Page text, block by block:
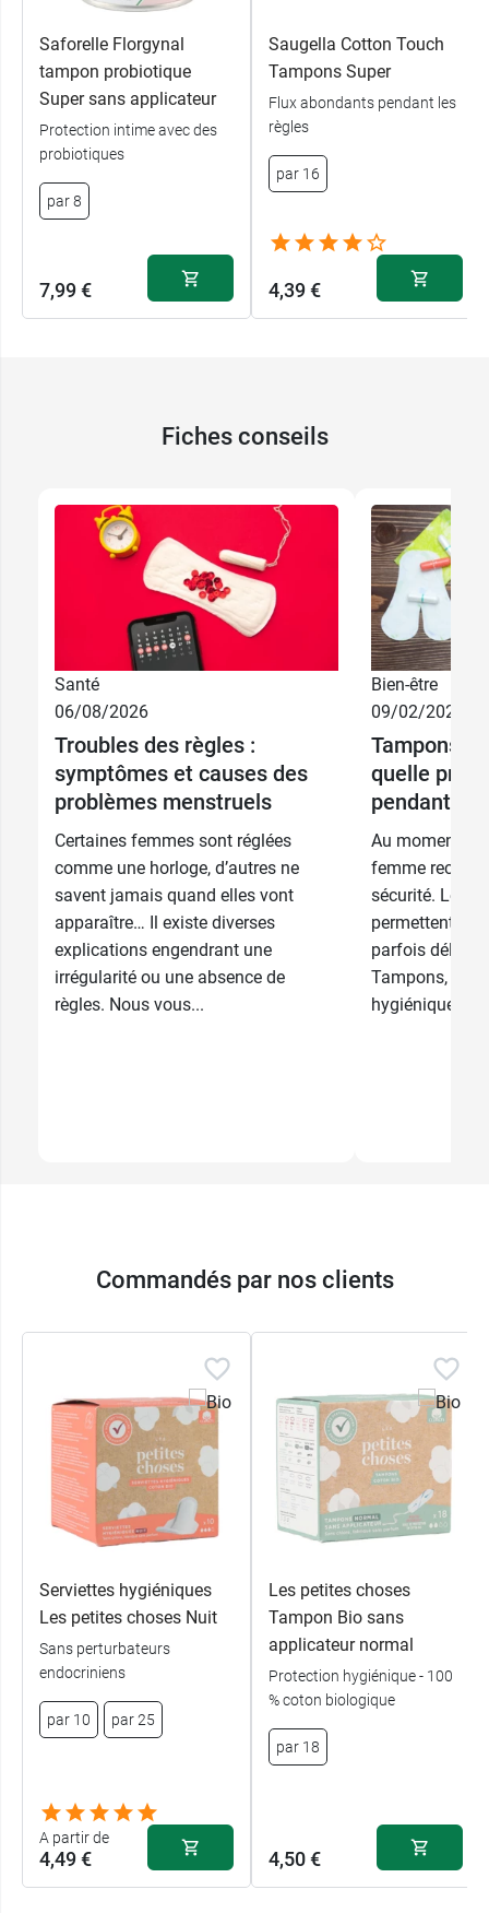
Saforelle Florgynal
tampon probiotique
Super sans applicateur
Protection intime avec des
probiotiques
par 8
7,99 €
Saugella Cotton Touch
Tampons Super
Flux abondants pendant les
règles
par 16
4,39 €
Fiches conseils
Santé
06/08/2026
Troubles des règles :
symptômes et causes des
problèmes menstruels
Certaines femmes sont réglées
comme une horloge, d’autres ne
savent jamais quand elles vont
apparaître… Il existe diverses
explications engendrant une
irrégularité ou une absence de
règles. Nous vous...
Bien-être
09/02/2026
Tampons,
quelle
pendant
Au moment
femme
sécurité. Les
permettent de
parfois
Tampons, cup,
hygiéniques,...
Commandés par nos clients
Serviettes hygiéniques
Les petites choses Nuit
Sans perturbateurs
endocriniens
par 10 par 25
A partir de
4,49 €
Les petites choses
Tampon Bio sans
applicateur normal
Protection hygiénique - 100
% coton biologique
par 18
4,50 €